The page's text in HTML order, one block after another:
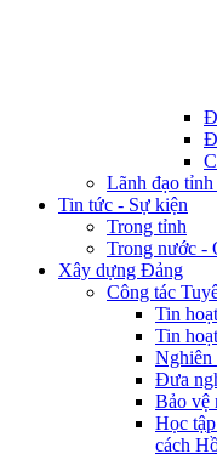
Lãnh đạo
Tin tức - Sự kiện
Trong tỉnh
Trong nước -
Xây dựng Đảng
Công tác
Tin
Tin
Nghiên
Đưa
Bảo vệ
Học
cách